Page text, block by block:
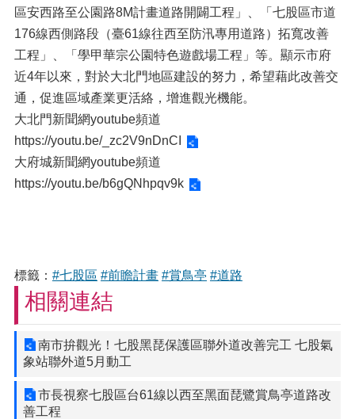
區安西路至公園路8M計畫道路開闢工程」、「七股區市道
176線西側路段（臺61線往西至防汛專用道路）拓寬改善
工程」、「學甲華宗公園特色遊戲場工程」等。顯示市府
近4年以來，對於大北門地區建設的努力，希望藉此改善交
通，促進區域產業更活絡，增進觀光機能。
大北門新聞網youtube頻道
https://youtu.be/_zc2V9nDnCI
大府城新聞網youtube頻道
https://youtu.be/b6gQNhpqv9k
標籤： #七股區 #前瞻計畫 #賞鳥亭 #道路
相關連結
南市拚觀光！七股黑琵保護區聯外道改善完工 七股氣
象站聯外道5月動工
市長視察七股區台61線以西至黑面琵鷺賞鳥亭道路改
善工程